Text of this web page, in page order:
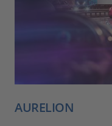
AURELION